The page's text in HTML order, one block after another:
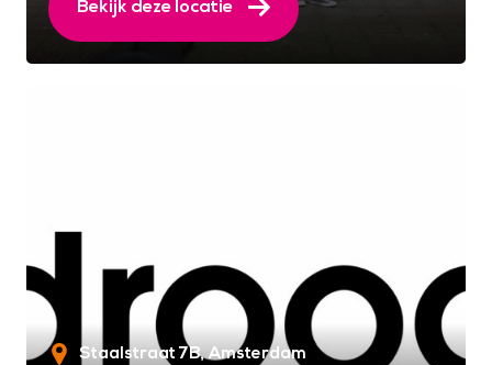
Bekijk deze locatie
Staalstraat 7B Amsterdam